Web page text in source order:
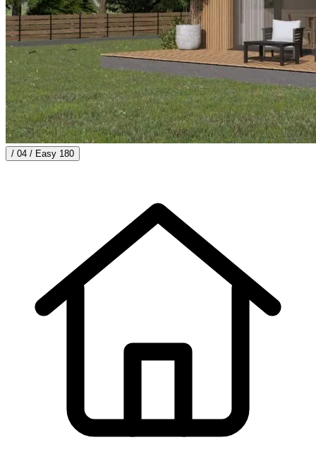
/ 04 / Easy 180